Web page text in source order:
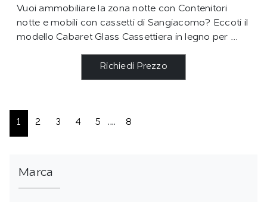
Vuoi ammobiliare la zona notte con Contenitori
notte e mobili con cassetti di Sangiacomo? Eccoti il
modello Cabaret Glass Cassettiera in legno per ...
Richiedi Prezzo
1 2 3 4 5 .... 8
Marca